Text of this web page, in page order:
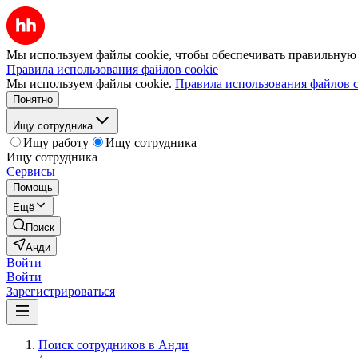
Мы используем файлы cookie, чтобы обеспечивать правильную
Правила использования файлов cookie
Мы используем файлы cookie. Правила использования файлов
Понятно
Ищу сотрудника
Ищу работу
Ищу сотрудника
Ищу сотрудника
Сервисы
Помощь
Ещё
Поиск
Анди
Войти
Войти
Зарегистрироваться
Поиск сотрудников в Анди